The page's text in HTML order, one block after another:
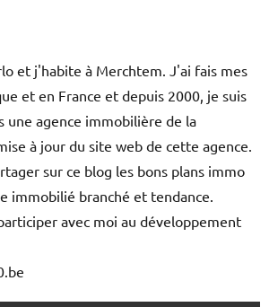
et j'habite à Merchtem. J'ai fais mes
et en France et depuis 2000, je suis
une agence immobilière de la
à jour du site web de cette agence.
sur ce blog les bons plans immo
immobilié branché et tendance.
avec moi au développement